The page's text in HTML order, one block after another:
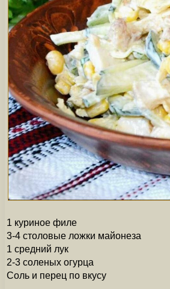
1 куриное филе
3-4 столовые ложки майонеза
1 средний лук
2-3 соленых огурца
Соль и перец по вкусу